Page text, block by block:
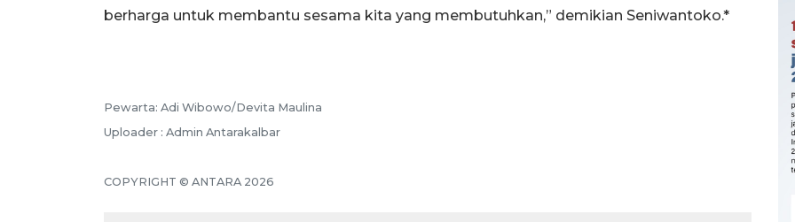
berharga untuk membantu sesama kita yang membutuhkan,” demikian Seniwantoko.*
Pewarta: Adi Wibowo/Devita Maulina
Uploader : Admin Antarakalbar
COPYRIGHT © ANTARA 2026